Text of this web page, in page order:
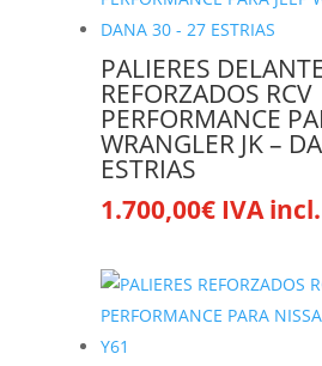
PALIERES
REFORZADOS RCV
PERFORMANCE
WRANGLER JK –
ESTRIAS
1.700,00€ IVA incl.